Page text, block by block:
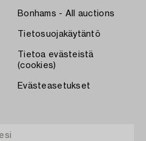
Bonhams - All auctions
Tietosuojakäytäntö
Tietoa evästeistä
(cookies)
Evästeasetukset